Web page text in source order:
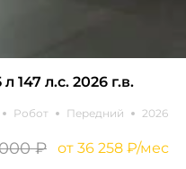
147 л.с. 2026 г.в.
Робот Передний 2026
₽ от 36 258 ₽/мес